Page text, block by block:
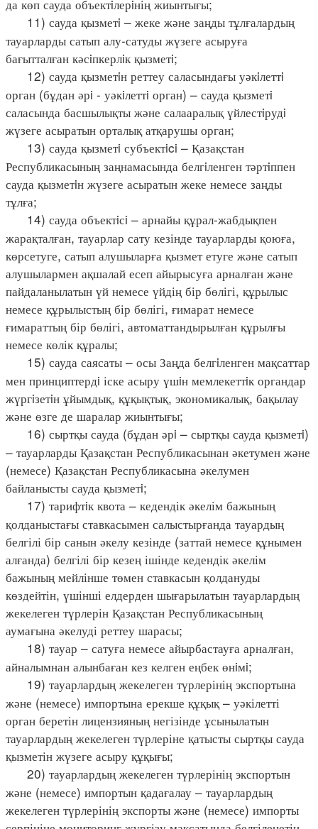
да көп сауда объектiлерiнің жиынтығы;
11) сауда қызметi – жеке және заңды тұлғалардың
тауарларды сатып алу-сатуды жүзеге асыруға
бағытталған кәсiпкерлiк қызметi;
12) сауда қызметiн реттеу саласындағы уәкiлеттi
орган (бұдан әрi - уәкiлеттi орган) – сауда қызметi
саласында басшылықты және салааралық үйлестiрудi
жүзеге асыратын орталық атқарушы орган;
13) сауда қызметi субъектici – Қазақстан
Республикасының заңнамасында белгiленген тәртiппен
сауда қызметiн жүзеге асыратын жеке немесе заңды
тұлға;
14) сауда объектiсi – арнайы құрал-жабдықпен
жарақталған, тауарлар сату кезінде тауарларды қоюға,
көрсетуге, сатып алушыларға қызмет етуге және сатып
алушылармен ақшалай есеп айырысуға арналған және
пайдаланылатын үй немесе үйдің бір бөлігі, құрылыс
немесе құрылыстың бір бөлігі, ғимарат немесе
ғимараттың бір бөлігі, автоматтандырылған құрылғы
немесе көлік құралы;
15) сауда саясаты – осы Заңда белгiленген мақсаттар
мен принциптердi іске асыру үшiн мемлекеттiк органдар
жүргiзетiн ұйымдық, құқықтық, экономикалық, бақылау
және өзге де шаралар жиынтығы;
16) сыртқы сауда (бұдан әрi – сыртқы сауда қызметi)
– тауарларды Қазақстан Республикасынан әкетумен және
(немесе) Қазақстан Республикасына әкелумен
байланысты сауда қызметi;
17) тарифтiк квота – кедендік әкелім бажының
қолданыстағы ставкасымен салыстырғанда тауардың
белгілі бір санын әкелу кезінде (заттай немесе құнымен
алғанда) белгілі бір кезең ішінде кедендік әкелім
бажының мейлінше төмен ставкасын қолдануды
көздейтін, үшінші елдерден шығарылатын тауарлардың
жекелеген түрлерін Қазақстан Республикасының
аумағына әкелуді реттеу шарасы;
18) тауар – сатуға немесе айырбастауға арналған,
айналымнан алынбаған кез келген еңбек өнiмi;
19) тауарлардың жекелеген түрлерінің экспортына
және (немесе) импортына ерекше құқық – уәкілетті
орган беретін лицензияның негізінде ұсынылатын
тауарлардың жекелеген түрлеріне қатысты сыртқы сауда
қызметін жүзеге асыру құқығы;
20) тауарлардың жекелеген түрлерінің экспортын
және (немесе) импортын қадағалау – тауарлардың
жекелеген түрлерінің экспорты және (немесе) импорты